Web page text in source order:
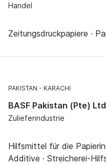
Handel
Zeitungsdruckpapiere ·
PAKISTAN KARACHI
BASF Pakistan (Pte) Ltd
Zulieferindustrie
Hilfsmittel für die
Additive · Streicherei-